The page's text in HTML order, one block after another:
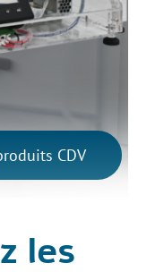
CDV
les